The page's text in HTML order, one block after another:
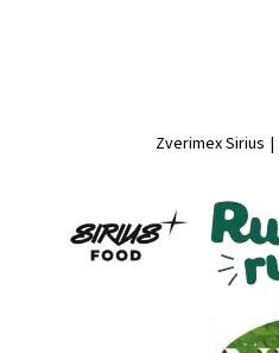
Zverimex Sirius |